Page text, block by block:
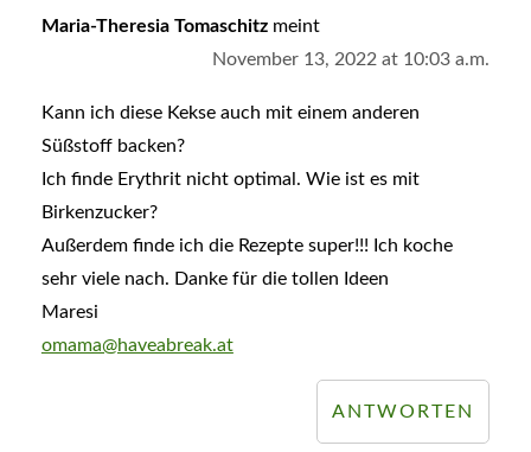
Maria-Theresia Tomaschitz meint
November 13, 2022 at 10:03 a.m.
Kann ich diese Kekse auch mit einem anderen
Süßstoff backen?
Ich finde Erythrit nicht optimal. Wie ist es mit
Birkenzucker?
Außerdem finde ich die Rezepte super!!! Ich koche
sehr viele nach. Danke für die tollen Ideen
Maresi
omama@haveabreak.at
ANTWORTEN